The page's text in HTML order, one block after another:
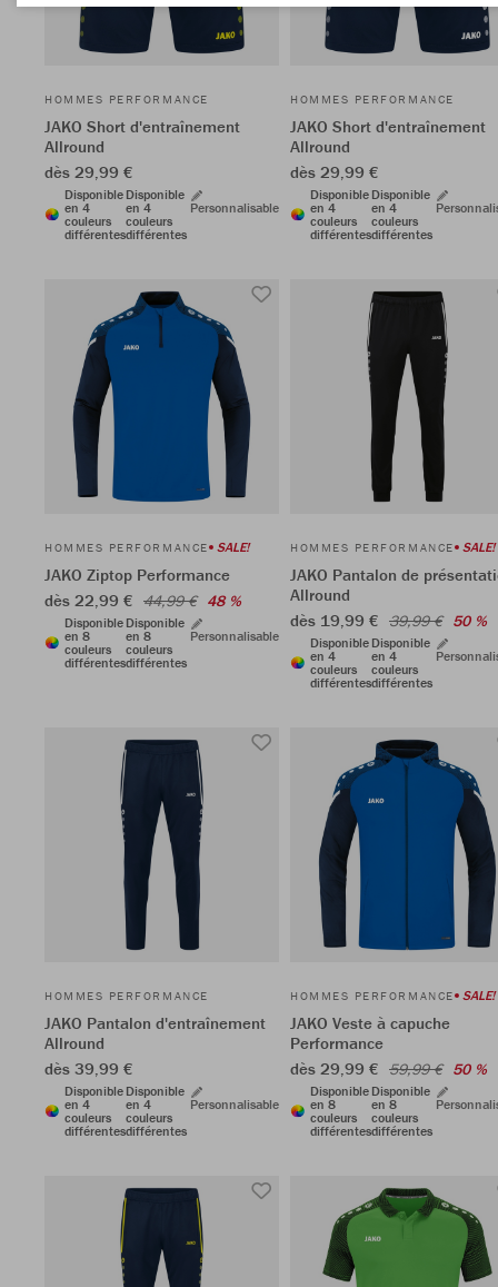
HOMMES PERFORMANCE
JAKO Short d'entraînement
Allround
dès 29,99 €
Disponible
en 4
couleurs
différentes
Disponible
en 4
couleurs
différentes
Personnalisable
HOMMES PERFORMANCE
JAKO Short d'entraînement
Allround
dès 29,99 €
Disponible
en 4
couleurs
différentes
Disponible
en 4
couleurs
différentes
HOMMES PERFORMANCE SALE!
JAKO Ziptop Performance
dès 22,99 € 44,99 € 48 %
Disponible
en 8
couleurs
différentes
Disponible
en 8
couleurs
différentes
Personnalisable
HOMMES PERFORMANCE SALE!
JAKO Pantalon de
Allround
dès 19,99 € 39,99 € 50 %
Disponible
en 4
couleurs
différentes
Disponible
en 4
couleurs
différentes
HOMMES PERFORMANCE
JAKO Pantalon d'entraînement
Allround
dès 39,99 €
Disponible
en 4
couleurs
différentes
Disponible
en 4
couleurs
différentes
Personnalisable
HOMMES PERFORMANCE SALE!
JAKO Veste à capuche
Performance
dès 29,99 € 59,99 € 50 %
Disponible
en 8
couleurs
différentes
Disponible
en 8
couleurs
différentes